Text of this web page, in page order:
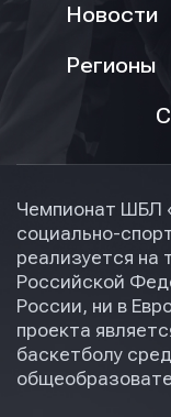
Новости
Регионы
Чемпионат ШБЛ
социально-
реализуется на
Российской
России, ни в
проекта
баскетболу